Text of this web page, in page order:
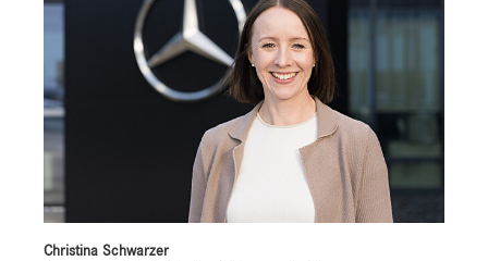
Christina Schwarzer